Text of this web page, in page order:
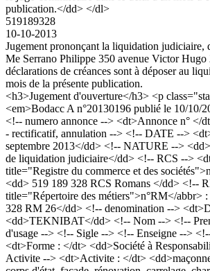
publication.</dd> </dl>
519189328
10-10-2013
Jugement prononçant la liquidation judiciaire,
Me Serrano Philippe 350 avenue Victor Hugo
déclarations de créances sont à déposer au
mois de la présente publication.
<h3>Jugement d'ouverture</h3> <p
<em>Bodacc A n°20130196 publié le 10/10/
<!-- numero annonce --> <dt>Annonce n° </
- rectificatif, annulation --> <!-- DATE -->
septembre 2013</dd> <!-- NATURE -->
de liquidation judiciaire</dd> <!-- RCS -->
title="Registre du commerce et des
<dd> 519 189 328 RCS Romans </dd> <!--
title="Répertoire des métiers">n°RM</abbr>
328 RM 26</dd> <!-- denomination -->
<dd>TEKNIBAT</dd> <!-- Nom --> <!--
d'usage --> <!-- Sigle --> <!-- Enseigne -->
<dt>Forme : </dt> <dd>Société à
Activite --> <dt>Activite : </dt>